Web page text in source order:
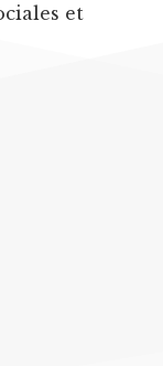
et